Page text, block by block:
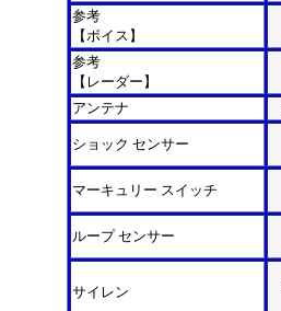
参考
【ボイス】
参考
【レーダー】
アンテナ
ショック センサー
マーキュリー スイッチ
ループ センサー
サイレン